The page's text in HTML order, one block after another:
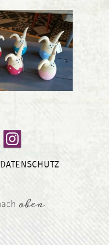
DATENSCHUTZ